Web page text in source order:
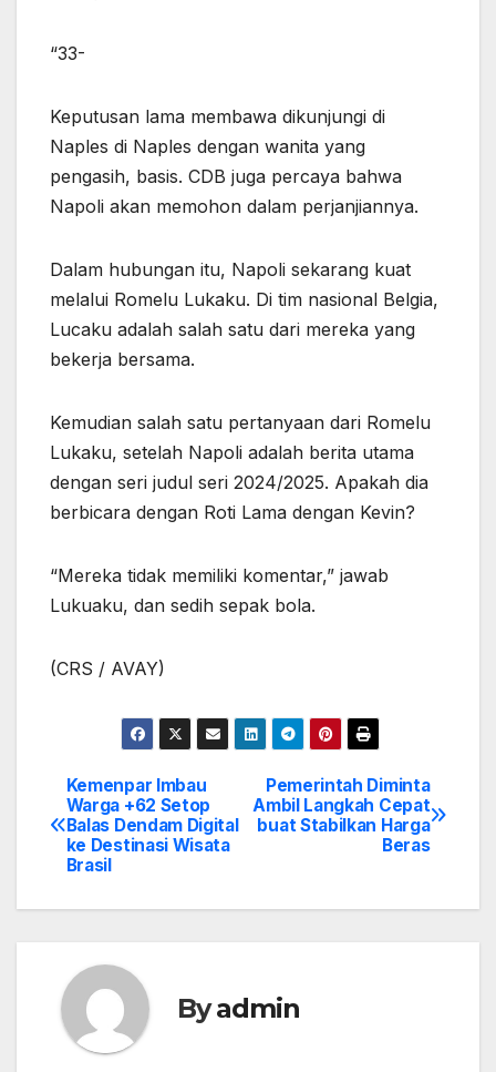
“33-
Keputusan lama membawa dikunjungi di
Naples di Naples dengan wanita yang
pengasih, basis. CDB juga percaya bahwa
Napoli akan memohon dalam perjanjiannya.
Dalam hubungan itu, Napoli sekarang kuat
melalui Romelu Lukaku. Di tim nasional Belgia,
Lucaku adalah salah satu dari mereka yang
bekerja bersama.
Kemudian salah satu pertanyaan dari Romelu
Lukaku, setelah Napoli adalah berita utama
dengan seri judul seri 2024/2025. Apakah dia
berbicara dengan Roti Lama dengan Kevin?
“Mereka tidak memiliki komentar,” jawab
Lukuaku, dan sedih sepak bola.
(CRS / AVAY)
Post
navigation
Pemerintah Diminta
Ambil Langkah Cepat
buat Stabilkan Harga
Beras
Kemenpar Imbau
Warga +62 Setop
Balas Dendam Digital
ke Destinasi Wisata
Brasil
Byadmin